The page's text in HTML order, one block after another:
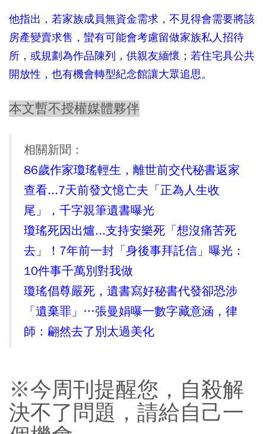
他指出，若家族成員無資金需求，不見得會需要將該
房產變賣求售，蠻有可能會考慮留做家族私人招待
所，或規劃為作品陳列，供親友緬懷；若住宅具公共
開放性，也有機會轉型紀念館讓大眾追思。
本文暫不授權媒體夥伴
相關新聞：
86歲作家瓊瑤輕生，離世前交代秘書返家
查看...7天前發文憶亡夫「正為人生收
尾」，千字親筆遺書曝光
瓊瑤死因出爐...支持安樂死「想沒痛苦死
去」！7年前一封「身後事拜託信」曝光：
10件事千萬別對我做
瓊瑤倡尊嚴死，遺書寫好秘書代發卻恐涉
「遺棄罪」…張曼娟曝一數字藏意涵，律
師：翩然去了別太過美化
※今周刊提醒您，自殺解
決不了問題，請給自己一